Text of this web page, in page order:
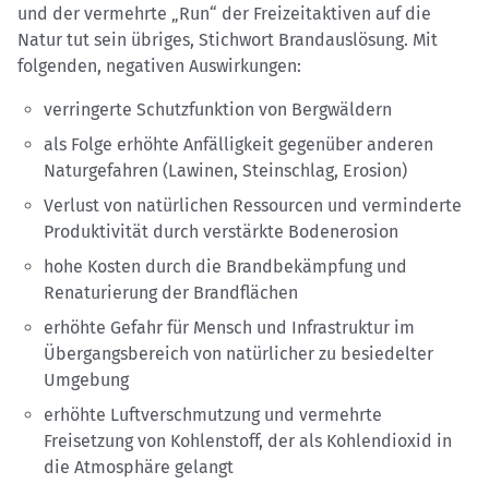
und der vermehrte „Run“ der Freizeitaktiven auf die
Natur tut sein übriges, Stichwort Brandauslösung. Mit
folgenden, negativen Auswirkungen:
verringerte Schutzfunktion von Bergwäldern
als Folge erhöhte Anfälligkeit gegenüber anderen
Naturgefahren (Lawinen, Steinschlag, Erosion)
Verlust von natürlichen Ressourcen und verminderte
Produktivität durch verstärkte Bodenerosion
hohe Kosten durch die Brandbekämpfung und
Renaturierung der Brandflächen
erhöhte Gefahr für Mensch und Infrastruktur im
Übergangsbereich von natürlicher zu besiedelter
Umgebung
erhöhte Luftverschmutzung und vermehrte
Freisetzung von Kohlenstoff, der als Kohlendioxid in
die Atmosphäre gelangt